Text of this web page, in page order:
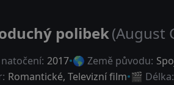
polibek(August
2017 🌎 Země původu:
Romantické, Televizní film 🎬 Délka: